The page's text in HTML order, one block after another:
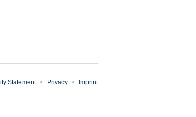
Statement Privacy Imprint